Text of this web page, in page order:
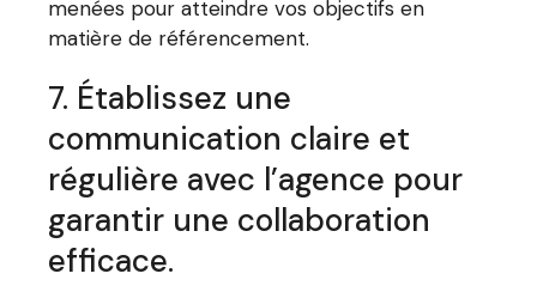
menées pour atteindre vos objectifs en
matière de référencement.
7. Établissez une
communication claire et
régulière avec l’agence pour
garantir une collaboration
efficace.